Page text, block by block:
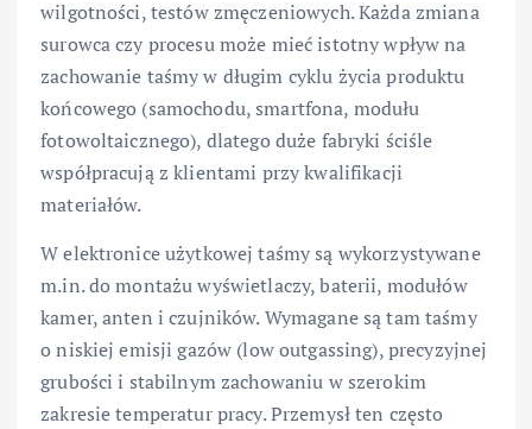
wilgotności, testów zmęczeniowych. Każda zmiana
surowca czy procesu może mieć istotny wpływ na
zachowanie taśmy w długim cyklu życia produktu
końcowego (samochodu, smartfona, modułu
fotowoltaicznego), dlatego duże fabryki ściśle
współpracują z klientami przy kwalifikacji
materiałów.
W elektronice użytkowej taśmy są wykorzystywane
m.in. do montażu wyświetlaczy, baterii, modułów
kamer, anten i czujników. Wymagane są tam taśmy
o niskiej emisji gazów (low outgassing), precyzyjnej
grubości i stabilnym zachowaniu w szerokim
zakresie temperatur pracy. Przemysł ten często